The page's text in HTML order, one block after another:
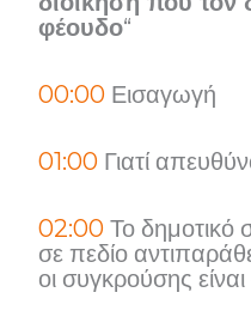
φέουδο“
00:00 Εισαγωγή
01:00 Γιατί
02:00 Το δημοτικό
σε πεδίο
οι συγκρούσης